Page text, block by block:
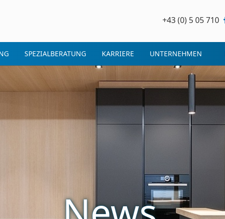
+43 (0) 5 05 710
SPEZIALBERATUNG KARRIERE UNTERNEHMEN